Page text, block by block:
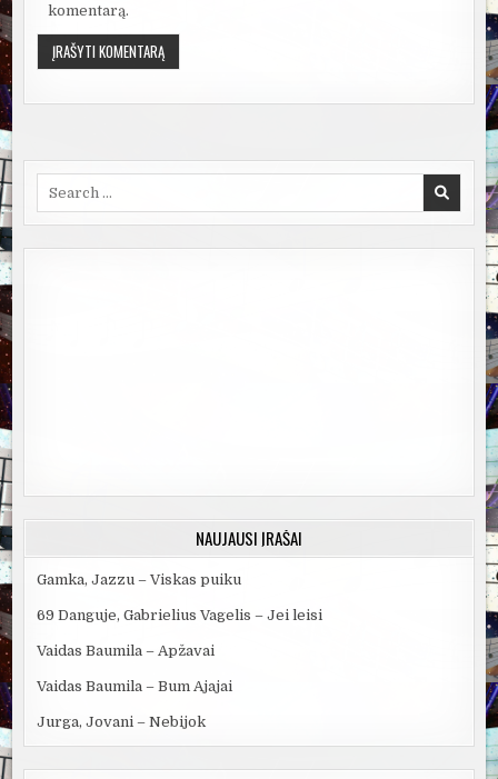
komentarą.
NAUJAUSI ĮRAŠAI
Gamka, Jazzu – Viskas puiku
69 Danguje, Gabrielius Vagelis – Jei leisi
Vaidas Baumila – Apžavai
Vaidas Baumila – Bum Ajajai
Jurga, Jovani – Nebijok